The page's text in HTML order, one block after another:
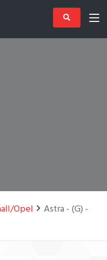
Opel
Astra - (G) -